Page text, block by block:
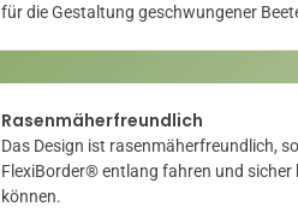
für die Gestaltung geschwungener
Rasenmäherfreundlich
Das Design ist rasenmäherfreundlich,
FlexiBorder® entlang fahren und sicher
können.